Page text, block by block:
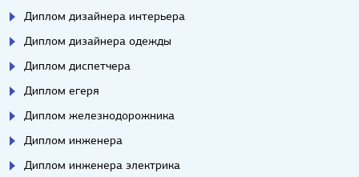
Диплом дизайнера интерьера
Диплом дизайнера одежды
Диплом диспетчера
Диплом егеря
Диплом железнодорожника
Диплом инженера
Диплом инженера электрика